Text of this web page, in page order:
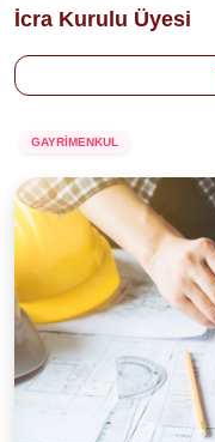
İcra Kurulu Üyesi
GAYRİMENKUL